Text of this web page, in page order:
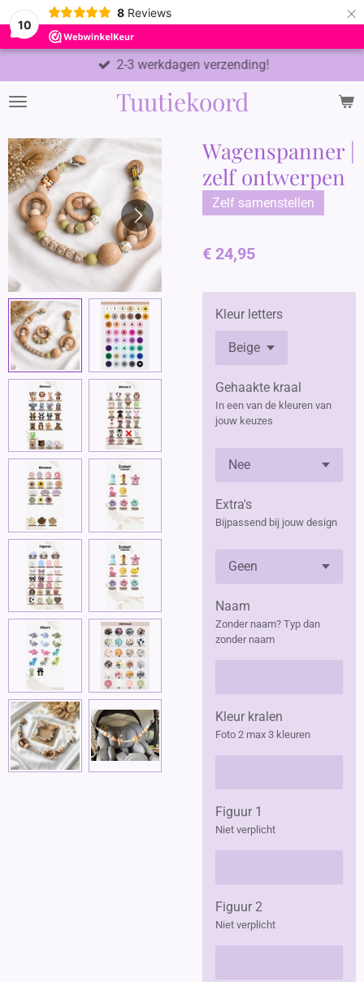
10
8 Reviews ×
Tuutiekoord
2-3 werkdagen verzending!
Wagenspanner |
zelf ontwerpen
Zelf samenstellen
€ 24,95
Kleur letters
Gehaakte kraal
In een van de kleuren van
jouw keuzes
Extra's
Bijpassend bij jouw design
Naam
Zonder naam? Typ dan
zonder naam
Kleur kralen
Foto 2 max 3 kleuren
Figuur 1
Niet verplicht
Figuur 2
Niet verplicht